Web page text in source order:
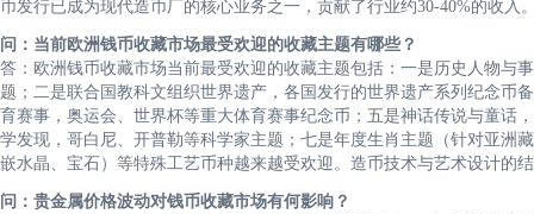
币发行已成为现代造币厂的核心业务之一，贡献了行业约30-40%的收入
问：当前欧洲钱币收藏市场最受欢迎的收藏主题有哪些？
答：欧洲钱币收藏市场当前最受欢迎的收藏主题包括：一是历史人物与
题；二是联合国教科文组织世界遗产，各国发行的世界遗产系列纪念币
育赛事，奥运会、世界杯等重大体育赛事纪念币；五是神话传说与童话
学发现，哥白尼、开普勒等科学家主题；七是年度生肖主题（针对亚洲
嵌水晶、宝石）等特殊工艺币种越来越受欢迎。造币技术与艺术设计的
问：贵金属价格波动对钱币收藏市场有何影响？